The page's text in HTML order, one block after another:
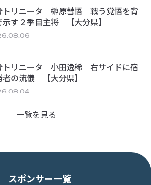
トリニータ 榊原彗悟 戦う覚悟を背
示す２季目主将 【大分県】
トリニータ 小田逸稀 右サイドに宿
者の流儀 【大分県】
一覧を見る
スポンサー一覧